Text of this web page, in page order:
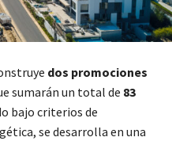
dos promociones
sumarán un total de 83
bajo criterios de
se desarrolla en una